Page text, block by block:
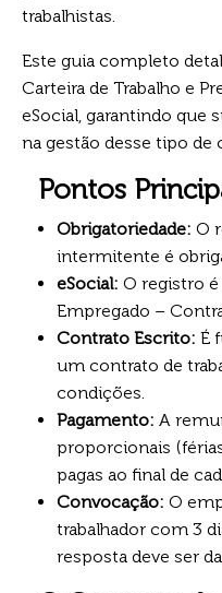
trabalhistas.
Este guia completo
Carteira de Trabalho e
eSocial, garantindo que
na gestão desse tipo de
Pontos
Obrigatoriedade: O
intermitente é
eSocial: O registro
Empregado –
Contrato Escrito: É
um contrato de
condições.
Pagamento: A
proporcionais
pagas ao final de
Convocação: O
trabalhador com 3
resposta deve ser